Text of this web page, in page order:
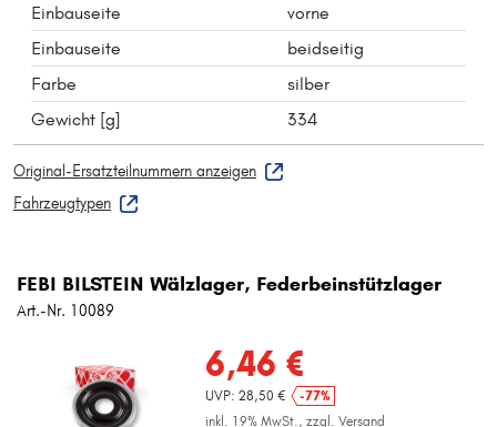
Einbauseite
vorne
Einbauseite
beidseitig
Farbe
silber
Gewicht [g]
334
Original-Ersatzteilnummern anzeigen
Fahrzeugtypen
FEBI BILSTEIN Wälzlager, Federbeinstützlager
Art.-Nr. 10089
6,46 €
UVP: 28,50 €
-77%
inkl. 19% MwSt., zzgl. Versand